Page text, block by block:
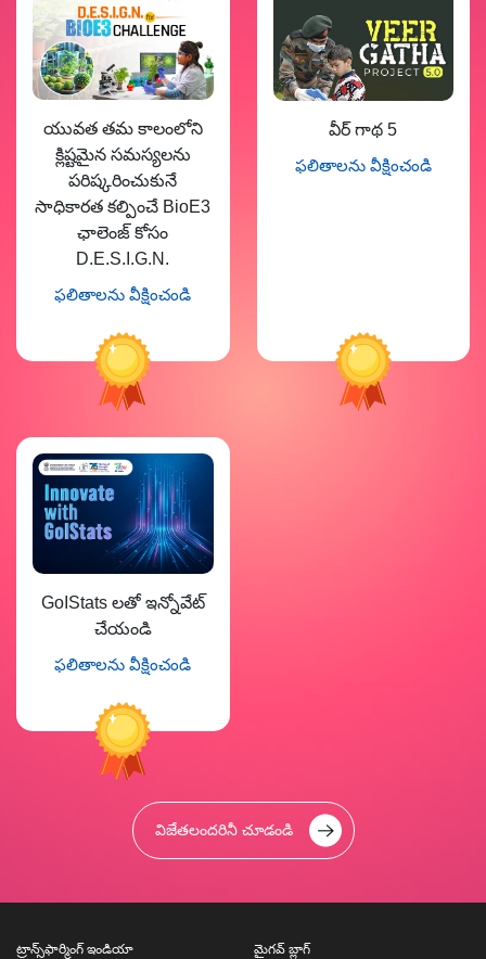
యువత తమ కాలంలోని
క్లిష్టమైన సమస్యలను
పరిష్కరించుకునే
సాధికారత కల్పించే BioE3
ఛాలెంజ్ కోసం
D.E.S.I.G.N.
ఫలితాలను వీక్షించండి
వీర్ గాథ 5
ఫలితాలను వీక్షించండి
GoIStats లతో ఇన్నోవేట్
చేయండి
ఫలితాలను వీక్షించండి
విజేతలందరినీ చూడండి
ట్రాన్స్‌ఫార్మింగ్ ఇండియా మైగవ్ బ్లాగ్